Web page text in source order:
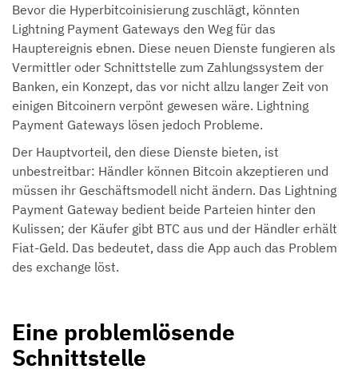
Bevor die Hyperbitcoinisierung zuschlägt, könnten
Lightning Payment Gateways den Weg für das
Hauptereignis ebnen. Diese neuen Dienste fungieren als
Vermittler oder Schnittstelle zum Zahlungssystem der
Banken, ein Konzept, das vor nicht allzu langer Zeit von
einigen Bitcoinern verpönt gewesen wäre. Lightning
Payment Gateways lösen jedoch Probleme.
Der Hauptvorteil, den diese Dienste bieten, ist
unbestreitbar: Händler können Bitcoin akzeptieren und
müssen ihr Geschäftsmodell nicht ändern. Das Lightning
Payment Gateway bedient beide Parteien hinter den
Kulissen; der Käufer gibt BTC aus und der Händler erhält
Fiat-Geld. Das bedeutet, dass die App auch das Problem
des exchange löst.
Eine problemlösende
Schnittstelle